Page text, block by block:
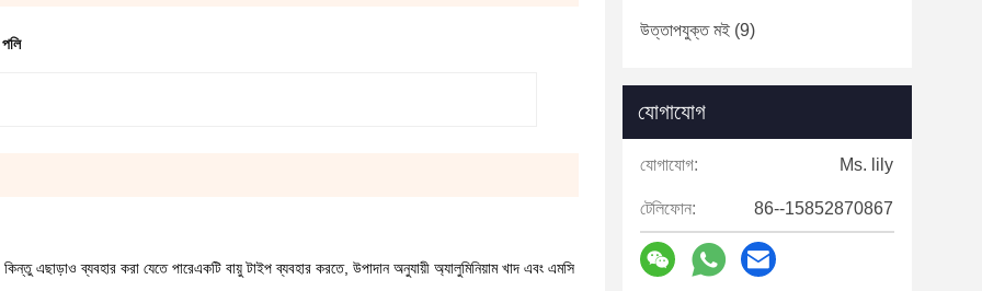
এছাড়াও ব্যবহার করা যেতে পারেএকটি বায়ু টাইপ ব্যবহার করতে, উপাদান অনুযায়ী অ্যালুমিনিয়াম খাদ এবং এমসি
উত্তাপযুক্ত মই (9)
যোগাযোগ
যোগাযোগ: Ms. lily
টেলিফোন: 86--15852870867